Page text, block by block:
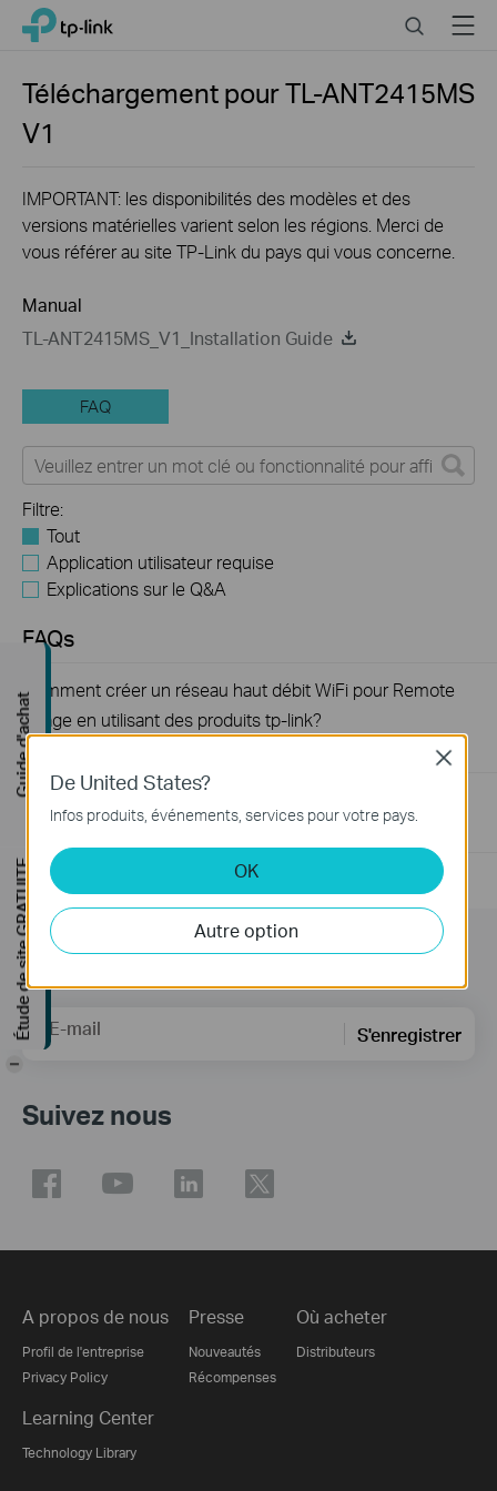
Click
the
navigation
TP-Link, Reliably Smart SearchMenu
Téléchargement pourTL-ANT2415MS
V1
IMPORTANT: les disponibilités des modèles et des
versions matérielles varient selon les régions. Merci de
vous référer au site TP-Link du pays qui vous concerne.
Manual
TL-ANT2415MS_V1_Installation Guide
FAQ
Filtre:
Tout
Application utilisateur requise
Explications sur le Q&A
FAQs
Comment créer un réseau haut débit WiFi pour Remote
Village en utilisant des produits tp-link?
Introduction for TP-Link Outdoor Antennas
Subscription
E-mail S'enregistrer
Suivez nous
A propos de nous
Profil de l'entreprise
Privacy Policy
Presse
Nouveautés
Récompenses
Où acheter
Distributeurs
Learning Center
Technology Library
De United States?
Infos produits, événements, services pour votre pays.
OK
Autre option
Close
Guide d'achat
Étude de site GRATUITE
-